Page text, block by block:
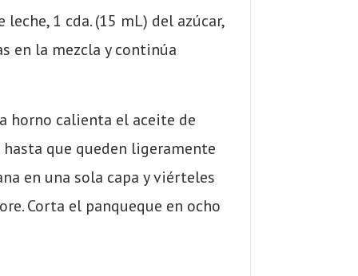
1 cda. (15 mL) del azúcar,
en la mezcla y continúa
horno calienta el aceite de
que queden ligeramente
en una sola capa y viérteles
Corta el panqueque en ocho